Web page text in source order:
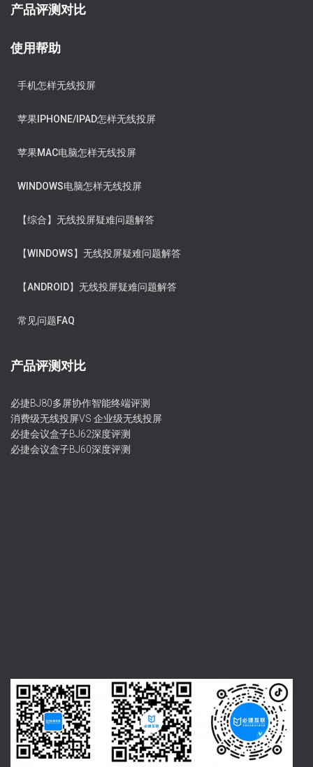
产品评测对比
使用帮助
手机怎样无线投屏
苹果IPHONE/IPAD怎样无线投屏
苹果MAC电脑怎样无线投屏
WINDOWS电脑怎样无线投屏
【综合】无线投屏疑难问题解答
【WINDOWS】无线投屏疑难问题解答
【ANDROID】无线投屏疑难问题解答
常见问题FAQ
产品评测对比
必捷BJ80多屏协作智能终端评测
消费级无线投屏VS 企业级无线投屏
必捷会议盒子BJ62深度评测
必捷会议盒子BJ60深度评测